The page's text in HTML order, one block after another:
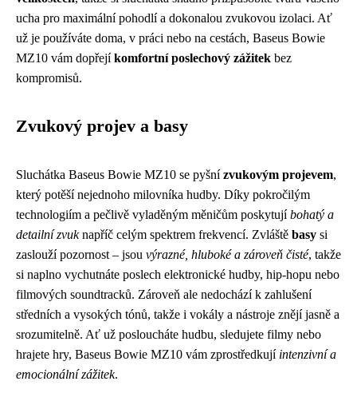
ucha pro maximální pohodlí a dokonalou zvukovou izolaci. Ať
už je používáte doma, v práci nebo na cestách, Baseus Bowie
MZ10 vám dopřejíkomfortní poslechový zážitek bez
kompromisů.
Zvukový projev a basy
Sluchátka Baseus Bowie MZ10 se pyšnízvukovým projevem,
který potěší nejednoho milovníka hudby. Díky pokročilým
technologiím a pečlivě vyladěným měničům poskytujíbohatý a
detailní zvuknapříč celým spektrem frekvencí. Zvláště basy si
zaslouží pozornost – jsou výrazné, hluboké a zároveň čisté, takže
si naplno vychutnáte poslech elektronické hudby, hip-hopu nebo
filmových soundtracků. Zároveň ale nedochází k zahlušení
středních a vysokých tónů, takže i vokály a nástroje znějí jasně a
srozumitelně. Ať už posloucháte hudbu, sledujete filmy nebo
hrajete hry, Baseus Bowie MZ10 vám zprostředkují intenzivní a
emocionální zážitek.